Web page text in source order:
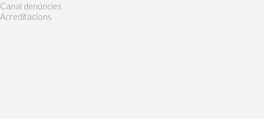
Canal denúncies
Acreditacions